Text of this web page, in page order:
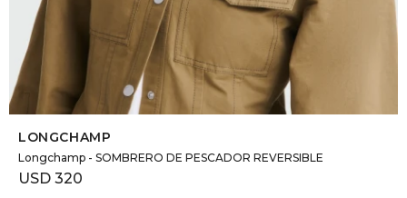
SELECCIONAR TALLE
LONGCHAMP
Longchamp - SOMBRERO DE PESCADOR REVERSIBLE
USD 320